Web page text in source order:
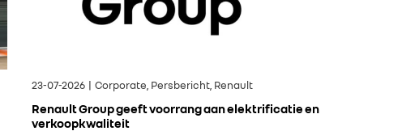
23-07-2026 | Corporate, Persbericht, Renault
Renault Group geeft voorrang aan elektrificatie en
verkoopkwaliteit